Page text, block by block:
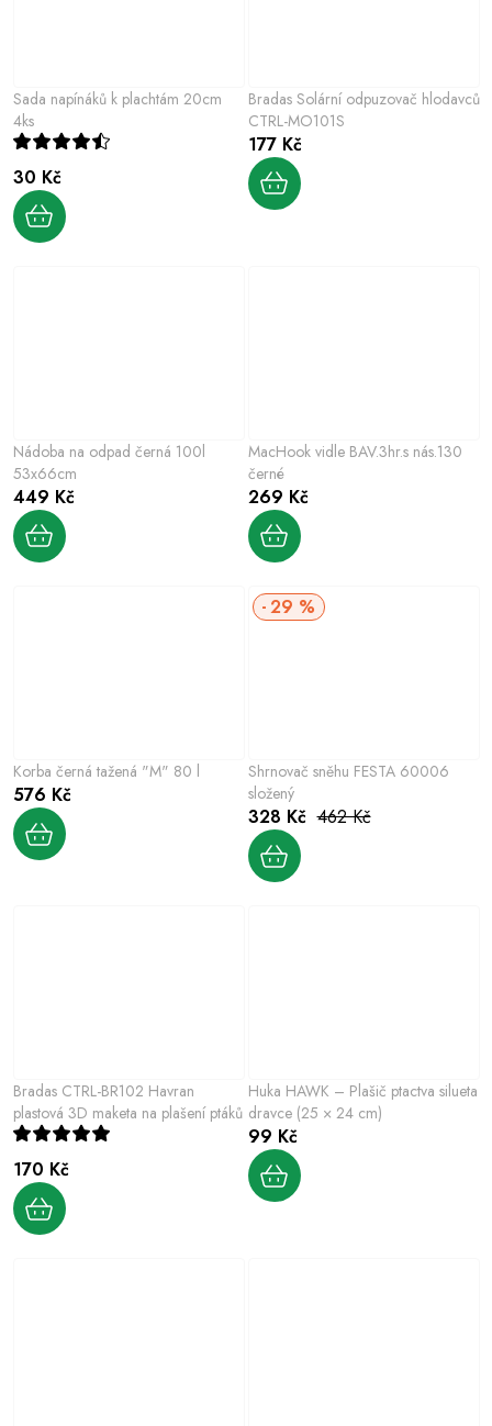
Sada napínáků k plachtám 20cm
4ks
30 Kč
Bradas Solární odpuzovač hlodavců
CTRL-MO101S
177 Kč
Nádoba na odpad černá 100l
53x66cm
449 Kč
MacHook vidle BAV.3hr.s nás.130
černé
269 Kč
Korba černá tažená "M" 80 l
576 Kč
Shrnovač sněhu FESTA 60006
složený
29 %
328 Kč 462 Kč
Bradas CTRL-BR102 Havran
plastová 3D maketa na plašení ptáků
170 Kč
Huka HAWK – Plašič ptactva silueta
dravce (25 × 24 cm)
99 Kč